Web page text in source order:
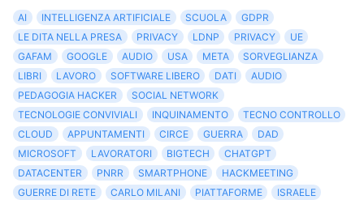
AI INTELLIGENZA ARTIFICIALE SCUOLA
GDPR
LE DITA NELLA PRESA
PRIVACY LDNP PRIVACY
UE
GAFAM
GOOGLE AUDIO USA META
SORVEGLIANZA
LIBRI
LAVORO SOFTWARE LIBERO DATI
AUDIO
PEDAGOGIA HACKER
SOCIAL NETWORK
TECNOLOGIE CONVIVIALI
INQUINAMENTO
TECNO CONTROLLO
CLOUD
APPUNTAMENTI CIRCE GUERRA
DAD
MICROSOFT
LAVORATORI BIGTECH
CHATGPT
DATACENTER
PNRR SMARTPHONE
HACKMEETING
GUERRE DI RETE
CARLO MILANI PIATTAFORME ISRAELE